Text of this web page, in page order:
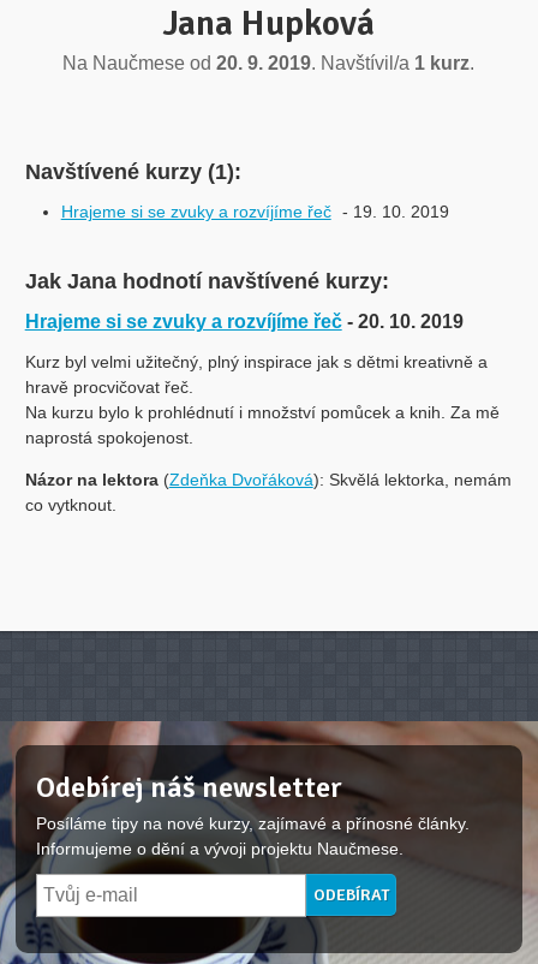
Jana Hupková
Na Naučmese od20. 9. 2019. Navštívil/a 1 kurz.
Navštívené kurzy (1):
Hrajeme si se zvuky a rozvíjíme řeč - 19. 10. 2019
Jak Jana hodnotí navštívené kurzy:
Hrajeme si se zvuky a rozvíjíme řeč - 20. 10. 2019
Kurz byl velmi užitečný, plný inspirace jak s dětmi kreativně a
hravě procvičovat řeč.
Na kurzu bylo k prohlédnutí i množství pomůcek a knih. Za mě
naprostá spokojenost.
Názor na lektora(Zdeňka Dvořáková): Skvělá lektorka, nemám
co vytknout.
Odebírej náš newsletter
Posíláme tipy na nové kurzy, zajímavé a přínosné články.
Informujeme o dění a vývoji projektu Naučmese.